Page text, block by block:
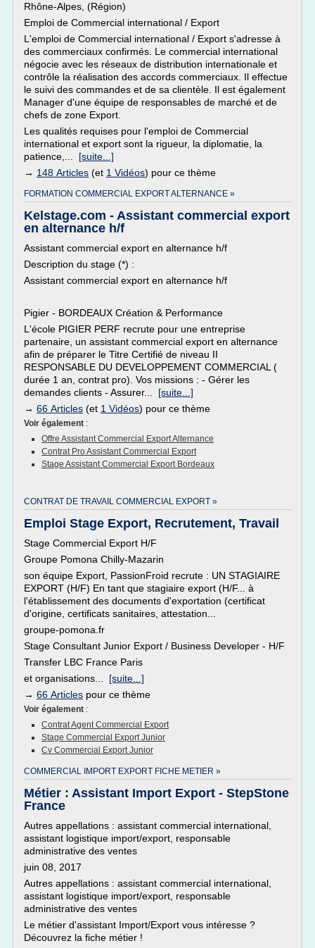
Rhône-Alpes, (Région)
Emploi de Commercial international / Export
L'emploi de Commercial international / Export s'adresse à
des commerciaux confirmés. Le commercial international
négocie avec les réseaux de distribution internationale et
contrôle la réalisation des accords commerciaux. Il effectue
le suivi des commandes et de sa clientèle. Il est également
Manager d'une équipe de responsables de marché et de
chefs de zone Export.
Les qualités requises pour l'emploi de Commercial
international et export sont la rigueur, la diplomatie, la
patience,... [suite...]
→ 148 Articles (et 1 Vidéos) pour ce thème
FORMATION COMMERCIAL EXPORT ALTERNANCE »
Kelstage.com - Assistant commercial export
en alternance h/f
Assistant commercial export en alternance h/f
Description du stage (*) :
Assistant commercial export en alternance h/f
Pigier - BORDEAUX Création & Performance
L'école PIGIER PERF recrute pour une entreprise
partenaire, un assistant commercial export en alternance
afin de préparer le Titre Certifié de niveau II
RESPONSABLE DU DEVELOPPEMENT COMMERCIAL (
durée 1 an, contrat pro). Vos missions : - Gérer les
demandes clients - Assurer... [suite...]
→ 66 Articles (et 1 Vidéos) pour ce thème
Voir également :
Offre Assistant Commercial Export Alternance
Contrat Pro Assistant Commercial Export
Stage Assistant Commercial Export Bordeaux
CONTRAT DE TRAVAIL COMMERCIAL EXPORT »
Emploi Stage Export, Recrutement, Travail
Stage Commercial Export H/F
Groupe Pomona Chilly-Mazarin
son équipe Export, PassionFroid recrute : UN STAGIAIRE
EXPORT (H/F) En tant que stagiaire export (H/F... à
l'établissement des documents d'exportation (certificat
d'origine, certificats sanitaires, attestation...
groupe-pomona.fr
Stage Consultant Junior Export / Business Developer - H/F
Transfer LBC France Paris
et organisations... [suite...]
→ 66 Articles pour ce thème
Voir également :
Contrat Agent Commercial Export
Stage Commercial Export Junior
Cv Commercial Export Junior
COMMERCIAL IMPORT EXPORT FICHE METIER »
Métier : Assistant Import Export - StepStone
France
Autres appellations : assistant commercial international,
assistant logistique import/export, responsable
administrative des ventes
juin 08, 2017
Autres appellations : assistant commercial international,
assistant logistique import/export, responsable
administrative des ventes
Le métier d'assistant Import/Export vous intéresse ?
Découvrez la fiche métier !